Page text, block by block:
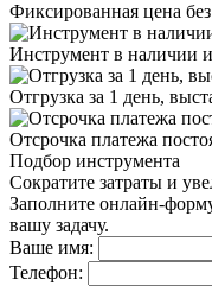
Фиксированная цена
Инструмент в наличии
Отгрузка за 1 день,
Отсрочка платежа
Подбор инструмента
Сократите затраты и
Заполните онлайн-
вашу задачу.
Ваше имя:
Телефон: